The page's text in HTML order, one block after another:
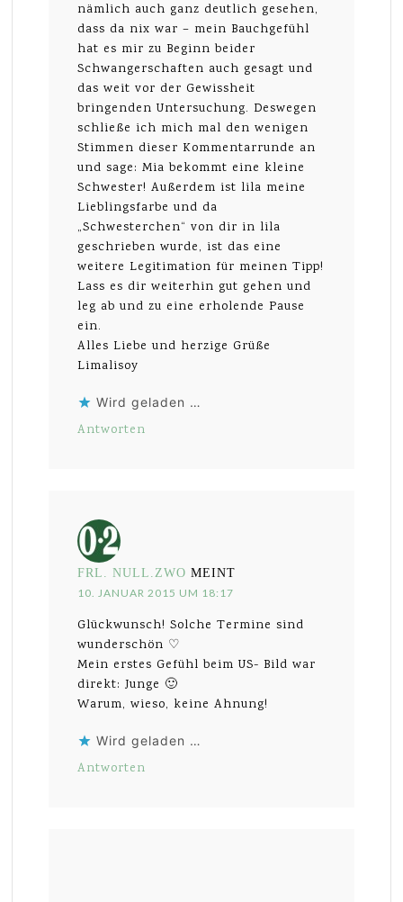
nämlich auch ganz deutlich gesehen,
dass da nix war – mein Bauchgefühl
hat es mir zu Beginn beider
Schwangerschaften auch gesagt und
das weit vor der Gewissheit
bringenden Untersuchung. Deswegen
schließe ich mich mal den wenigen
Stimmen dieser Kommentarrunde an
und sage: Mia bekommt eine kleine
Schwester! Außerdem ist lila meine
Lieblingsfarbe und da
„Schwesterchen“ von dir in lila
geschrieben wurde, ist das eine
weitere Legitimation für meinen Tipp!
Lass es dir weiterhin gut gehen und
leg ab und zu eine erholende Pause
ein.
Alles Liebe und herzige Grüße
Limalisoy
Wird geladen …
Antworten
FRL. NULL.ZWO MEINT
10. JANUAR 2015 UM 18:17
Glückwunsch! Solche Termine sind
wunderschön ♡
Mein erstes Gefühl beim US- Bild war
direkt: Junge 🙂
Warum, wieso, keine Ahnung!
Wird geladen …
Antworten